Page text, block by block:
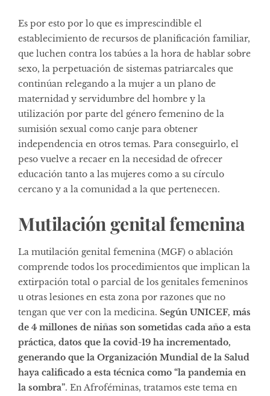
Es por esto por lo que es imprescindible el
establecimiento de recursos de planificación familiar,
que luchen contra los tabúes a la hora de hablar sobre
sexo, la perpetuación de sistemas patriarcales que
continúan relegando a la mujer a un plano de
maternidad y servidumbre del hombre y la
utilización por parte del género femenino de la
sumisión sexual como canje para obtener
independencia en otros temas. Para conseguirlo, el
peso vuelve a recaer en la necesidad de ofrecer
educación tanto a las mujeres como a su círculo
cercano y a la comunidad a la que pertenecen.
Mutilación genital femenina
La mutilación genital femenina (MGF) o ablación
comprende todos los procedimientos que implican la
extirpación total o parcial de los genitales femeninos
u otras lesiones en esta zona por razones que no
tengan que ver con la medicina. Según UNICEF, más
de 4 millones de niñas son sometidas cada año a esta
práctica, datos que la covid-19 ha incrementado,
generando que la Organización Mundial de la Salud
haya calificado a esta técnica como “la pandemia en
la sombra”. En Afroféminas, tratamos este tema en